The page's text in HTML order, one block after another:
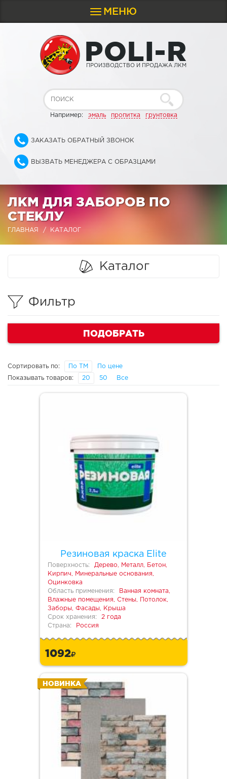
Toggle
navigation
МЕНЮ
POLI-R
ПРОИЗВОДСТВО И ПРОДАЖА ЛКМ
Например: эмаль пропитка грунтовка
ЗАКАЗАТЬ ОБРАТНЫЙ ЗВОНОК
ВЫЗВАТЬ МЕНЕДЖЕРА С ОБРАЗЦАМИ
ЛКМ ДЛЯ ЗАБОРОВ ПО
СТЕКЛУ
ГЛАВНАЯ КАТАЛОГ
Каталог
Фильтр
ПОДОБРАТЬ
Сортировать по: По ТМ По цене
Показывать товаров: 20 50 Все
Резиновая краска Elite
Поверхность:
Дерево, Металл, Бетон,
Кирпич, Минеральные основания,
Оцинковка
Область применения:
Ванная комната,
Влажные помещения, Стены, Потолок,
Заборы, Фасады, Крыша
Срок хранения:
2 года
Страна:
Россия
1092
НОВИНКА